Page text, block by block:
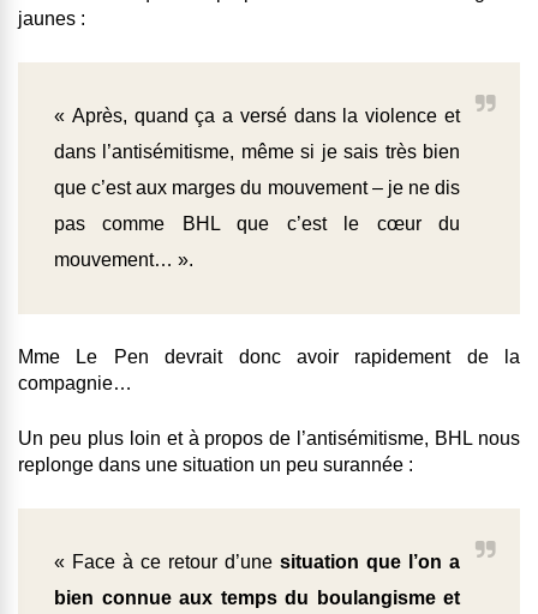
jaunes :
« Après, quand ça a versé dans la violence et
dans l’antisémitisme, même si je sais très bien
que c’est aux marges du mouvement – je ne dis
pas comme BHL que c’est le cœur du
mouvement… ».
Mme Le Pen devrait donc avoir rapidement de la
compagnie…
Un peu plus loin et à propos de l’antisémitisme, BHL nous
replonge dans une situation un peu surannée :
« Face à ce retour d’une situation que l’on a
bien connue aux temps du boulangisme et